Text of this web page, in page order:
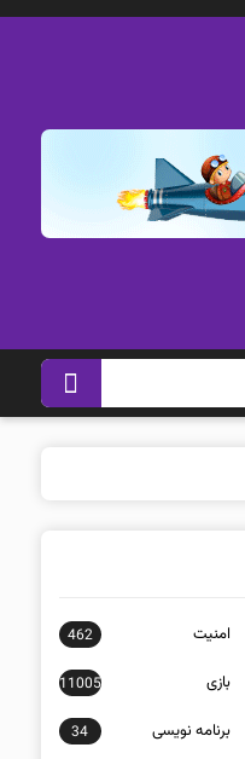
امنيت 462
بازی 11005
برنامه نويسی 34